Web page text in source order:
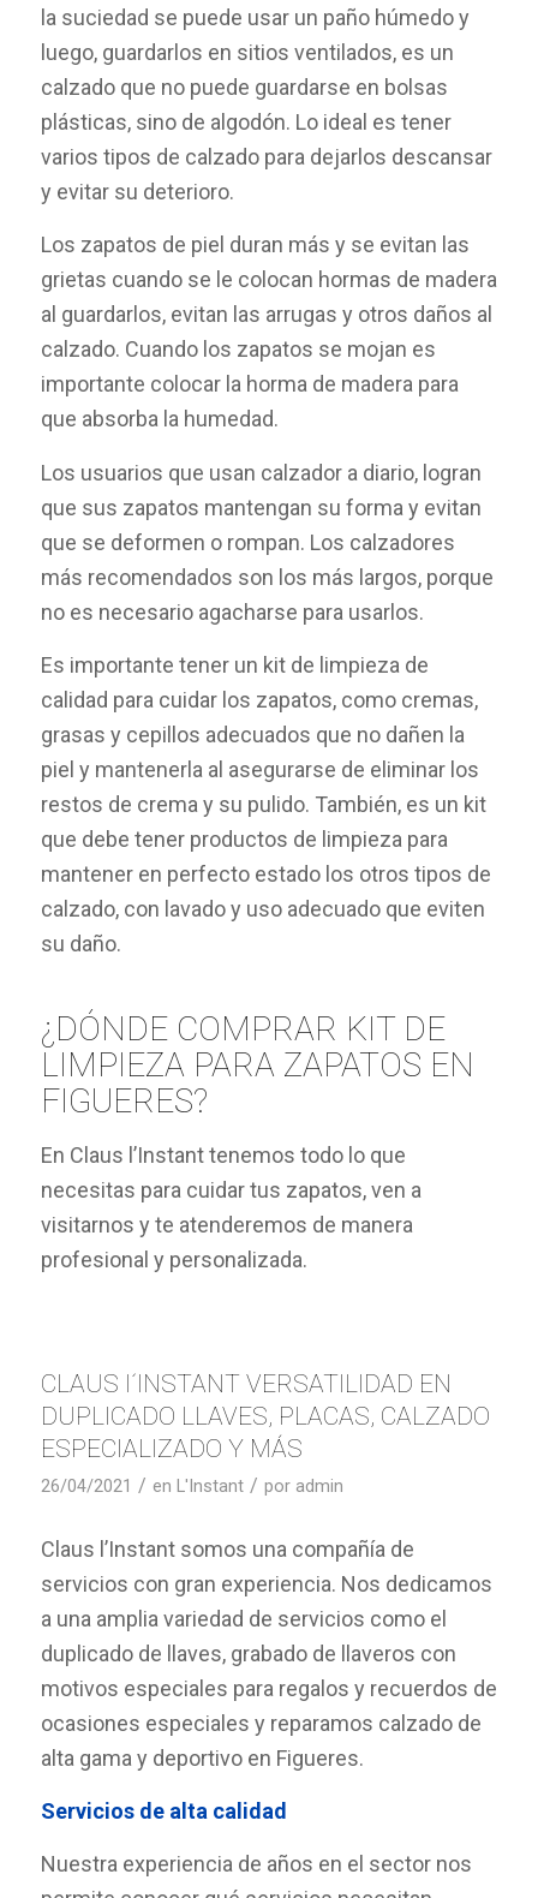
la suciedad se puede usar un paño húmedo y
luego, guardarlos en sitios ventilados, es un
calzado que no puede guardarse en bolsas
plásticas, sino de algodón. Lo ideal es tener
varios tipos de calzado para dejarlos descansar
y evitar su deterioro.
Los zapatos de piel duran más y se evitan las
grietas cuando se le colocan hormas de madera
al guardarlos, evitan las arrugas y otros daños al
calzado. Cuando los zapatos se mojan es
importante colocar la horma de madera para
que absorba la humedad.
Los usuarios que usan calzador a diario, logran
que sus zapatos mantengan su forma y evitan
que se deformen o rompan. Los calzadores
más recomendados son los más largos, porque
no es necesario agacharse para usarlos.
Es importante tener un kit de limpieza de
calidad para cuidar los zapatos, como cremas,
grasas y cepillos adecuados que no dañen la
piel y mantenerla al asegurarse de eliminar los
restos de crema y su pulido. También, es un kit
que debe tener productos de limpieza para
mantener en perfecto estado los otros tipos de
calzado, con lavado y uso adecuado que eviten
su daño.
¿DÓNDE COMPRAR KIT DE
LIMPIEZA PARA ZAPATOS EN
FIGUERES?
En Claus l’Instant tenemos todo lo que
necesitas para cuidar tus zapatos, ven a
visitarnos y te atenderemos de manera
profesional y personalizada.
CLAUS I´INSTANT VERSATILIDAD EN
DUPLICADO LLAVES, PLACAS, CALZADO
ESPECIALIZADO Y MÁS
26/04/2021 / en L'Instant / por admin
Claus l’Instant somos una compañía de
servicios con gran experiencia. Nos dedicamos
a una amplia variedad de servicios como el
duplicado de llaves, grabado de llaveros con
motivos especiales para regalos y recuerdos de
ocasiones especiales y reparamos calzado de
alta gama y deportivo en Figueres.
Servicios de alta calidad
Nuestra experiencia de años en el sector nos